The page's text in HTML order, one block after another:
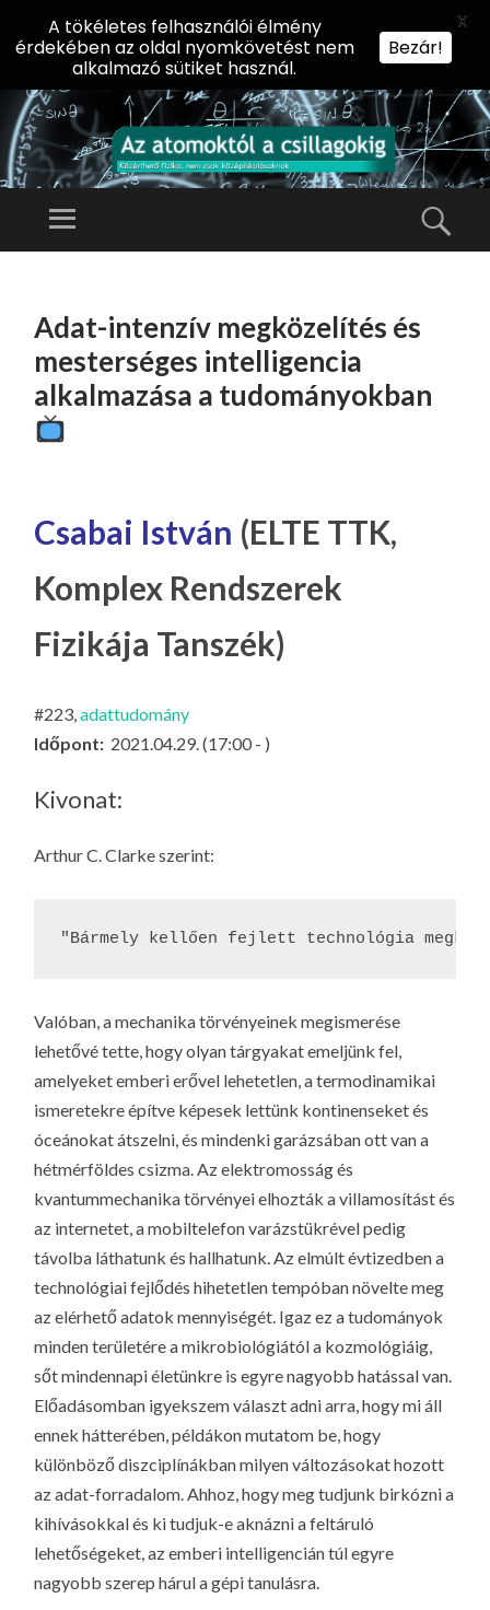
AZ
KT
Ó
L
G
KI
G
Előadássorozat
Természettudományi
Kar Fizikai
Intézetében
Menü
TARTALOMHOZ
Adat-intenzív megközelítés és
mesterséges intelligencia
alkalmazása a tudományokban
Csabai István (ELTE TTK,
Komplex Rendszerek
Fizikája Tanszék)
#223,adattudomány
Időpont: 2021.04.29. (17:00 - )
Kivonat:
Arthur C. Clarke szerint:
"Bármely kellően fejlett technológia
Valóban, a mechanika törvényeinek megismerése
lehetővé tette, hogy olyan tárgyakat emeljünk fel,
amelyeket emberi erővel lehetetlen, a termodinamikai
ismeretekre építve képesek lettünk kontinenseket és
óceánokat átszelni, és mindenki garázsában ott van a
hétmérföldes csizma. Az elektromosság és
kvantummechanika törvényei elhozták a villamosítást és
az internetet, a mobiltelefon varázstükrével pedig
távolba láthatunk és hallhatunk. Az elmúlt évtizedben a
technológiai fejlődés hihetetlen tempóban növelte meg
az elérhető adatok mennyiségét. Igaz ez a tudományok
minden területére a mikrobiológiától a kozmológiáig,
sőt mindennapi életünkre is egyre nagyobb hatással van.
Előadásomban igyekszem választ adni arra, hogy mi áll
ennek hátterében, példákon mutatom be, hogy
különböző diszciplínákban milyen változásokat hozott
az adat-forradalom. Ahhoz, hogy meg tudjunk birkózni a
kihívásokkal és ki tudjuk-e aknázni a feltáruló
lehetőségeket, az emberi intelligencián túl egyre
nagyobb szerep hárul a gépi tanulásra.
A tökéletes felhasználói élmény
érdekében az oldal nyomkövetést nem
alkalmazó sütiket használ.
Bezár!
X